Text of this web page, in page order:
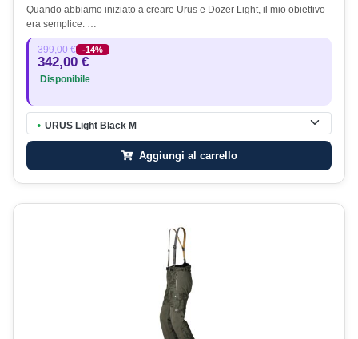
Quando abbiamo iniziato a creare Urus e Dozer Light, il mio obiettivo
era semplice: …
399,00 € -14%
342,00 €
Disponibile
● URUS Light Black M
Aggiungi al carrello